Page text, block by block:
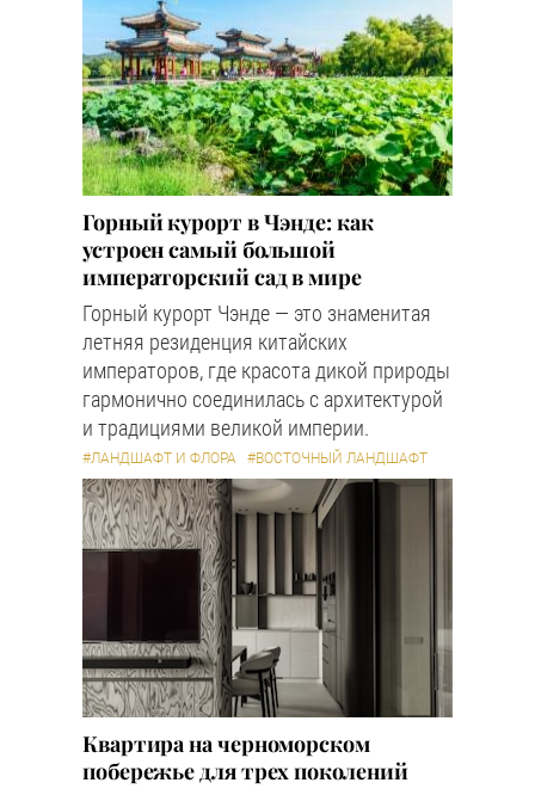
Горный курорт в Чэнде: как
устроен самый большой
императорский сад в мире
Горный курорт Чэнде — это знаменитая
летняя резиденция китайских
императоров, где красота дикой природы
гармонично соединилась с архитектурой
и традициями великой империи.
#ЛАНДШАФТ И ФЛОРА #ВОСТОЧНЫЙ ЛАНДШАФТ
Квартира на черноморском
побережье для трех поколений